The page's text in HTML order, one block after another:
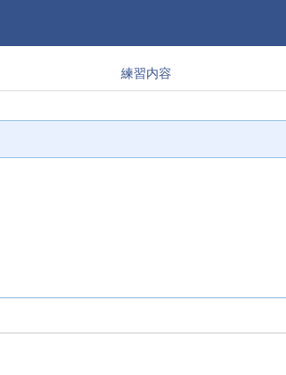
練習内容